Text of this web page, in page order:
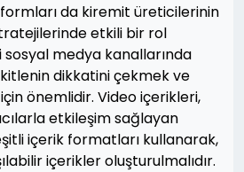
da kiremit üreticilerinin
etkili bir rol
sosyal medya kanallarında
dikkatini çekmek ve
önemlidir. Video içerikleri,
etkileşim sağlayan
içerik formatları kullanarak,
içerikler oluşturulmalıdır.